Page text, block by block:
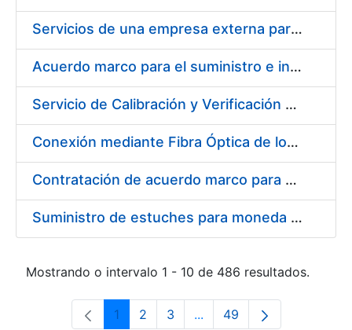
Servicios de una empresa externa para el asesoramiento y resolución de los recursos de alzada que se presentan relacionados con procesos de selección para la FNMT-RCM
Acuerdo marco para el suministro e instalación de persianas, estores y otros complementos
Servicio de Calibración y Verificación Externa de los Equipos de Medición del Servicio de Prevención de la FNMT-RCM
Conexión mediante Fibra Óptica de los Centros de Proceso de Datos (CPDs) de las sedes de la FNMT-RCM de Burgos y Madrid
Contratación de acuerdo marco para el Suministro de Material de Electricidad para la Fábrica Nacional de Moneda y Timbre-Real Casa de la Moneda en su centro de trabajo de Burgos
Suministro de estuches para moneda de 30 €
Mostrando o intervalo 1 - 10 de 486 resultados.
Páxina
1 Páxina
2 Páxina
3 ...Páxinas intermedias Use
Páxina
49